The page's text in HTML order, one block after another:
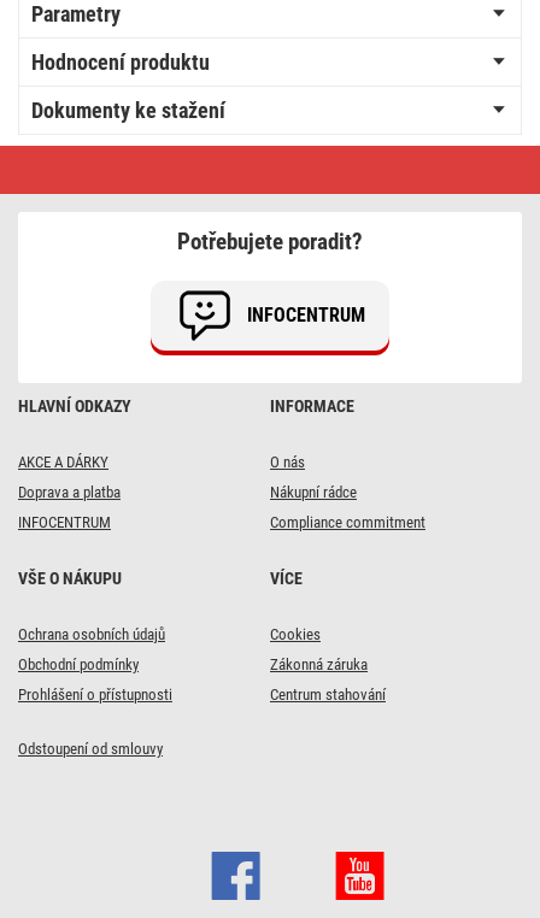
Parametry
Hodnocení produktu
Dokumenty ke stažení
krmiva
HLAVNÍ ODKAZY
AKCE A DÁRKY
Doprava a platba
INFOCENTRUM
INFORMACE
O nás
Nákupní rádce
Compliance commitment
VŠE O NÁKUPU
Ochrana osobních údajů
Obchodní podmínky
Prohlášení o přístupnosti
VÍCE
Cookies
Zákonná záruka
Centrum stahování
Odstoupení od smlouvy
Potřebujete poradit?
INFOCENTRUM